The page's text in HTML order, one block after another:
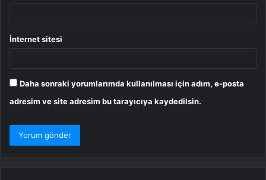
İnternet sitesi
Daha sonraki yorumlarımda kullanılması için adım, e-posta
adresim ve site adresim bu tarayıcıya kaydedilsin.